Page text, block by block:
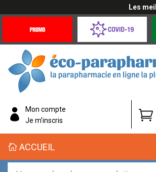
Les
Offres
Coronavirus
éco-
parapharmacie.fr
éco-
parapharmacie.fr
Mon compte
Je m’inscris
ACCUEIL